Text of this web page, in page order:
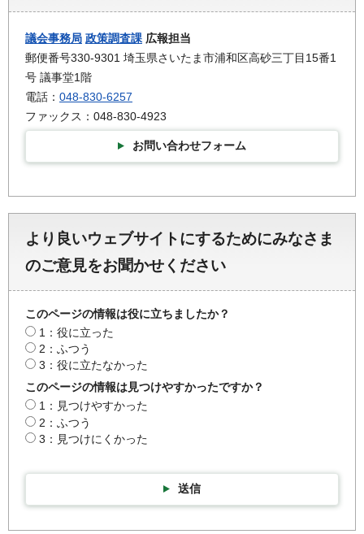
議会事務局 政策調査課 広報担当
郵便番号330-9301 埼玉県さいたま市浦和区高砂三丁目15番1
号 議事堂1階
電話： 048-830-6257
ファックス：048-830-4923
お問い合わせフォーム
より良いウェブサイトにするためにみなさま
のご意見をお聞かせください
このページの情報は役に立ちましたか？
1：役に立った
2：ふつう
3：役に立たなかった
このページの情報は見つけやすかったですか？
1：見つけやすかった
2：ふつう
3：見つけにくかった
送信